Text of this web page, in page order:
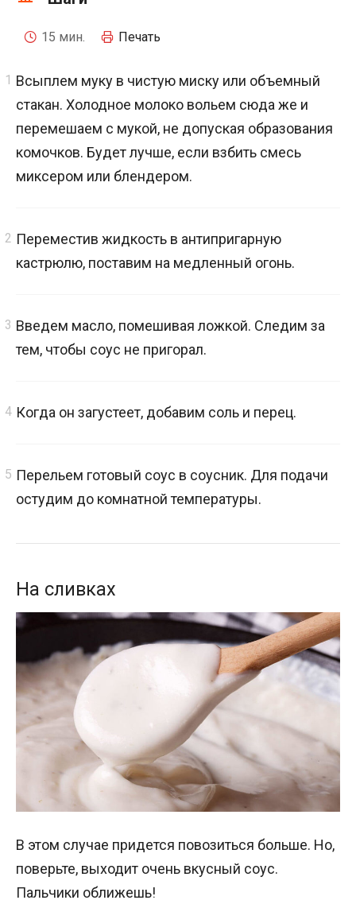
15 мин. Печать
Всыплем муку в чистую миску или объемный
стакан. Холодное молоко вольем сюда же и
перемешаем с мукой, не допуская образования
комочков. Будет лучше, если взбить смесь
миксером или блендером.
Переместив жидкость в антипригарную
кастрюлю, поставим на медленный огонь.
Введем масло, помешивая ложкой. Следим за
тем, чтобы соус не пригорал.
Когда он загустеет, добавим соль и перец.
Перельем готовый соус в соусник. Для подачи
остудим до комнатной температуры.
На сливках
В этом случае придется повозиться больше. Но,
поверьте, выходит очень вкусный соус.
Пальчики оближешь!